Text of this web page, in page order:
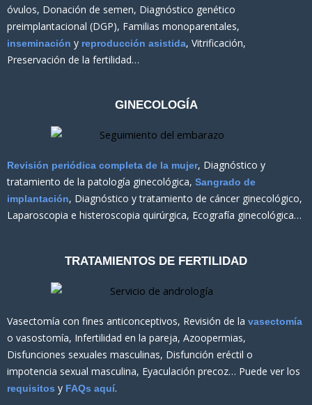
óvulos, Donación de semen, Diagnóstico genético
preimplantacional (DGP), Familias monoparentales,
inseminación y reproducción asistida, Vitrificación,
Preservación de la fertilidad…
GINECOLOGÍA
Revisión periódica completa de la mujer, Diagnóstico y
tratamiento de la patología ginecológica, Sangrado de
implantación, Diagnóstico y tratamiento de cáncer ginecológico,
Laparoscopia e histeroscopia quirúrgica, Ecografía ginecológica…
TRATAMIENTOS DE FERTILIDAD
Vasectomía con fines anticonceptivos, Revisión de la vasectomía
o vasostomía, Infertilidad en la pareja, Azoopermias,
Disfunciones sexuales masculinas, Disfunción eréctil o
impotencia sexual masculina, Eyaculación precoz… Puede ver los
requisitos y FAQs aquí.